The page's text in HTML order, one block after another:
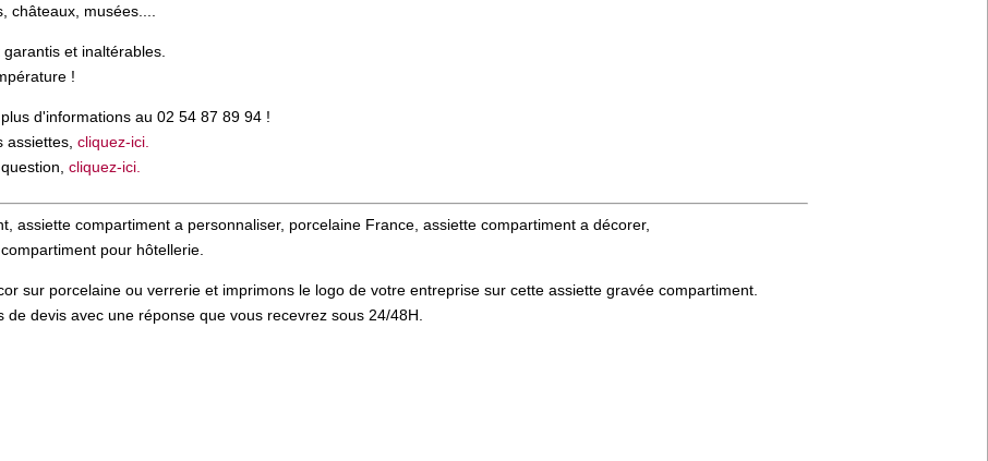
châteaux, musées....
et inaltérables.
!
d'informations au 02 54 87 89 94 !
assiettes,cliquez-ici.
question,cliquez-ici.
assiette compartiment a personnaliser, porcelaine France, assiette compartiment a décorer,
pour hôtellerie.
sur porcelaine ou verrerie et imprimons le logo de votre entreprise sur cette assiette gravée compartiment.
devis avec une réponse que vous recevrez sous 24/48H.